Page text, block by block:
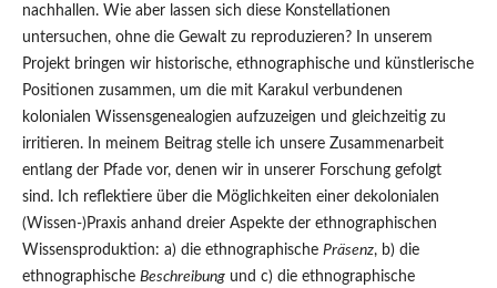
nachhallen. Wie aber lassen sich diese Konstellationen
untersuchen, ohne die Gewalt zu reproduzieren? In unserem
Projekt bringen wir historische, ethnographische und künstlerische
Positionen zusammen, um die mit Karakul verbundenen
kolonialen Wissensgenealogien aufzuzeigen und gleichzeitig zu
irritieren. In meinem Beitrag stelle ich unsere Zusammenarbeit
entlang der Pfade vor, denen wir in unserer Forschung gefolgt
sind. Ich reflektiere über die Möglichkeiten einer dekolonialen
(Wissen-)Praxis anhand dreier Aspekte der ethnographischen
Wissensproduktion: a) die ethnographische Präsenz, b) die
ethnographische Beschreibungund c) die ethnographische